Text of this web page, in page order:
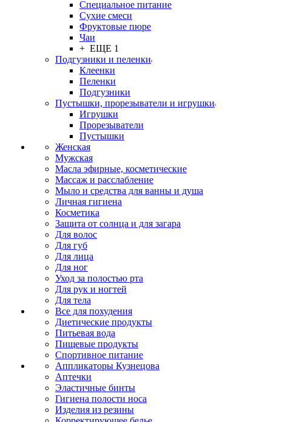
Специальное питание
Сухие смеси
Фруктовые пюре
Чаи
+ ЕЩЕ 1
Подгузники и пеленки
Клеенки
Пеленки
Подгузники
Пустышки, прорезыватели и игрушки
Игрушки
Прорезыватели
Пустышки
Женская
Мужская
Масла эфирные, косметические
Массаж и расслабление
Мыло и средства для ванны и душа
Личная гигиена
Косметика
Защита от солнца и для загара
Для волос
Для губ
Для лица
Для ног
Уход за полостью рта
Для рук и ногтей
Для тела
Все для похудения
Диетические продукты
Питьевая вода
Пищевые продукты
Спортивное питание
Аппликаторы Кузнецова
Аптечки
Эластичные бинты
Гигиена полости носа
Изделия из резины